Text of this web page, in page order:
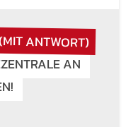
ANTWORT)
AN